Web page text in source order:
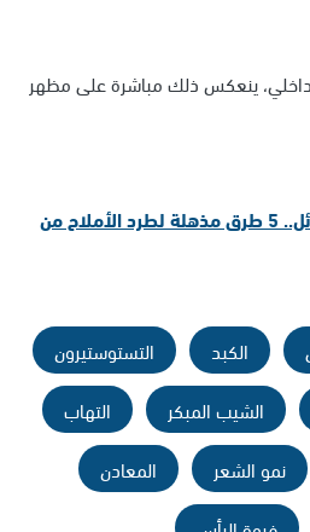
ينعكس ذلك مباشرة على مظهر
ودّع الانتفاخ واحتباس السوائل.. 5 طرق مذهلة لطرد الأملاح من
الكبد
التستوستيرون
الشيب المبكر
التهاب
نمو الشعر
المعادن